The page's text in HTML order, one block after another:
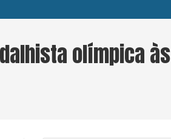
olímpica às